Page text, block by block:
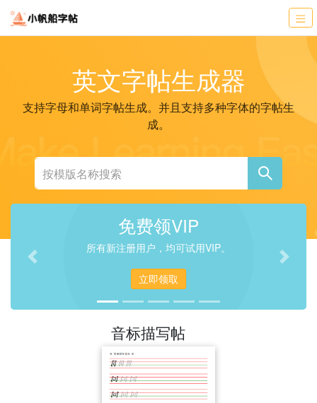
英文字帖生成器
支持字母和单词字帖生成。并且支持多种字体的字帖生
成。
免费领VIP
所有新注册用户，均可试用VIP。
立即领取
Previous Next
音标描写帖